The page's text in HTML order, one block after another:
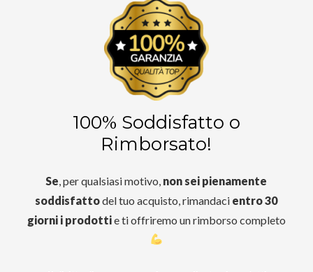
100% Soddisfatto o
Rimborsato!
Se , per qualsiasi motivo, non sei pienamente
soddisfattodel tuo acquisto, rimandaci entro 30
giorni i prodottie ti offriremo un rimborso completo